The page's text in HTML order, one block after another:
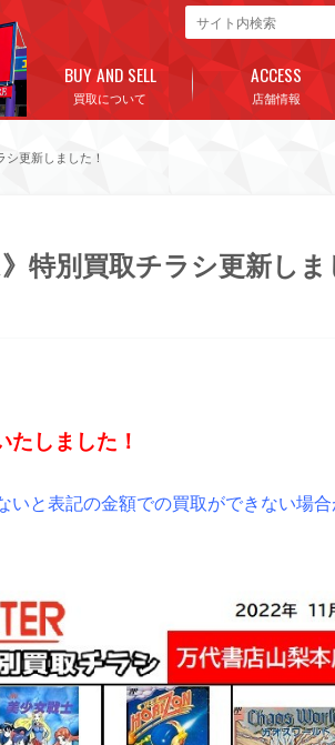
買取について
BUY AND SELL
店舗情報
ACCESS
更新しました！
特別買取チラシ更新しま
しました！
と表記の金額での買取ができない場